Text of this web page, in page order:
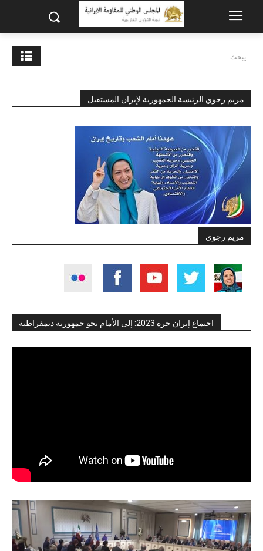
يبحث
مريم رجوي الرئيسة الجمهورية لإيران المستقبل
مريم رجوي
اجتماع إيران حرة 2023: إلى الأمام نحو جمهورية ديمقراطية